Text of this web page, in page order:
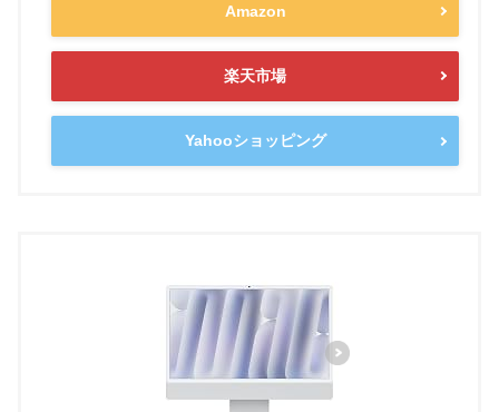
Amazon
楽天市場
Yahooショッピング